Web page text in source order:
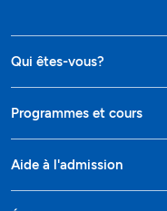
Qui êtes-vous?
Programmes et cours
Aide à l'admission